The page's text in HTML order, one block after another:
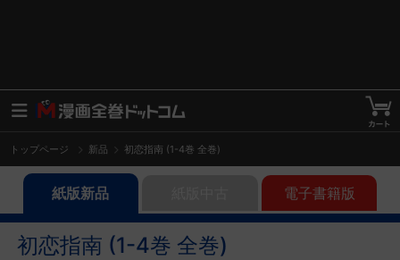
トップページ 新品 初恋指南 (1-4巻 全巻)
紙版新品 電子書籍版
初恋指南 (1-4巻 全巻)